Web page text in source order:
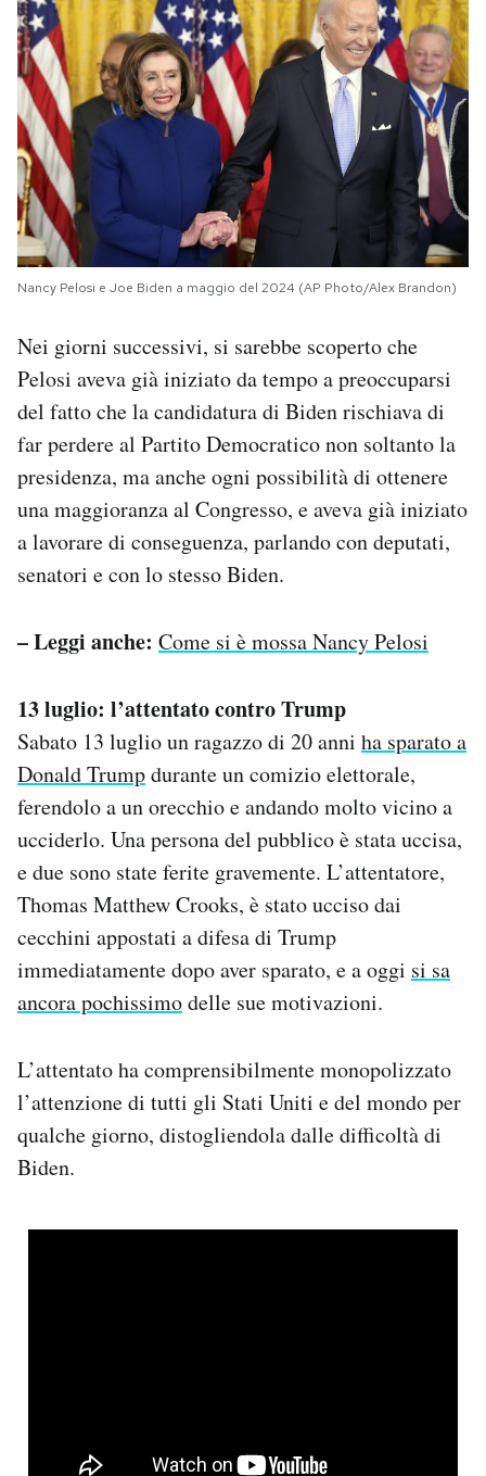
Nancy Pelosi e Joe Biden a maggio del 2024 (AP Photo/Alex Brandon)
Nei giorni successivi, si sarebbe scoperto che
Pelosi aveva già iniziato da tempo a preoccuparsi
del fatto che la candidatura di Biden rischiava di
far perdere al Partito Democratico non soltanto la
presidenza, ma anche ogni possibilità di ottenere
una maggioranza al Congresso, e aveva già iniziato
a lavorare di conseguenza, parlando con deputati,
senatori e con lo stesso Biden.
– Leggi anche: Come si è mossa Nancy Pelosi
13 luglio: l’attentato contro Trump
Sabato 13 luglio un ragazzo di 20 anni ha sparato a
Donald Trumpdurante un comizio elettorale,
ferendolo a un orecchio e andando molto vicino a
ucciderlo. Una persona del pubblico è stata uccisa,
e due sono state ferite gravemente. L’attentatore,
Thomas Matthew Crooks, è stato ucciso dai
cecchini appostati a difesa di Trump
immediatamente dopo aver sparato, e a oggi si sa
ancora pochissimodelle sue motivazioni.
L’attentato ha comprensibilmente monopolizzato
l’attenzione di tutti gli Stati Uniti e del mondo per
qualche giorno, distogliendola dalle difficoltà di
Biden.